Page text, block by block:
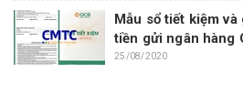
Mẫu sổ tiết kiệm
tiền gửi ngân hàng
25/08/2020